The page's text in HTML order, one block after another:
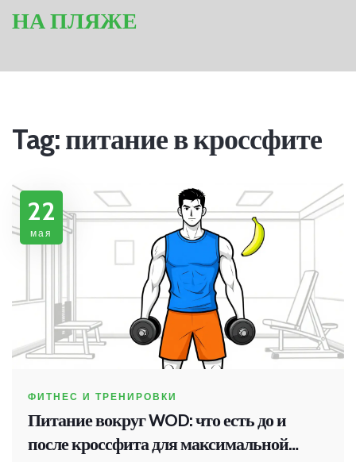
НА ПЛЯЖЕ
Tag: питание в кроссфите
22
мая
ФИТНЕС И ТРЕНИРОВКИ
Питание вокруг WOD: что есть до и
после кроссфита для максимальной